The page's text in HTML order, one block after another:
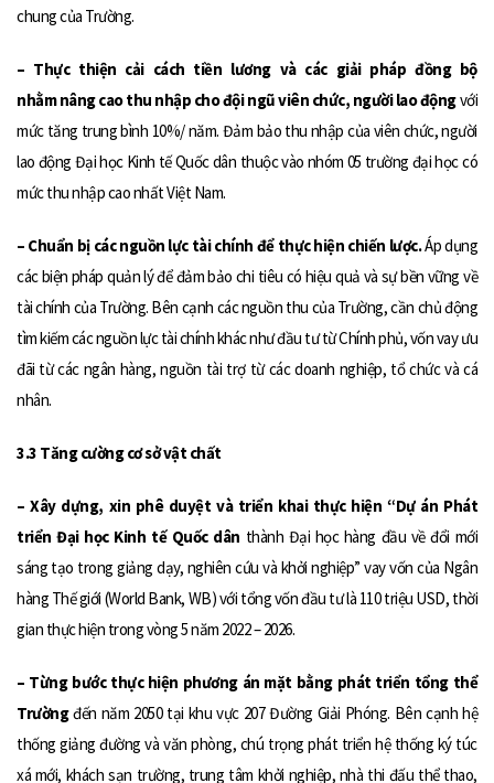
chung của Trường.
– Thực thiện cải cách tiền lương và các giải pháp đồng bộ
nhằm nâng cao thu nhập cho đội ngũ viên chức, người lao độngvới
mức tăng trung bình 10%/ năm. Đảm bảo thu nhập của viên chức, người
lao động Đại học Kinh tế Quốc dân thuộc vào nhóm 05 trường đại học có
mức thu nhập cao nhất Việt Nam.
– Chuẩn bị các nguồn lực tài chính để thực hiện chiến lược.Áp dụng
các biện pháp quản lý để đảm bảo chi tiêu có hiệu quả và sự bền vững về
tài chính của Trường. Bên cạnh các nguồn thu của Trường, cần chủ động
tìm kiếm các nguồn lực tài chính khác như đầu tư từ Chính phủ, vốn vay ưu
đãi từ các ngân hàng, nguồn tài trợ từ các doanh nghiệp, tổ chức và cá
nhân.
3.3 Tăng cường cơ sở vật chất
– Xây dựng, xin phê duyệt và triển khai thực hiện “Dự án Phát
triển Đại học Kinh tế Quốc dân thành Đại học hàng đầu về đổi mới
sáng tạo trong giảng dạy, nghiên cứu và khởi nghiệp” vay vốn của Ngân
hàng Thế giới (World Bank, WB) với tổng vốn đầu tư là 110 triệu USD, thời
gian thực hiện trong vòng 5 năm 2022 – 2026.
– Từng bước thực hiện phương án mặt bằng phát triển tổng thể
Trườngđến năm 2050 tại khu vực 207 Đường Giải Phóng. Bên cạnh hệ
thống giảng đường và văn phòng, chú trọng phát triển hệ thống ký túc
xá mới, khách sạn trường, trung tâm khởi nghiệp, nhà thi đấu thể thao,